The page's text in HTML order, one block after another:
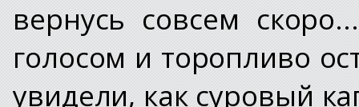
вернусь совсем
голосом и торопливо
увидели, как суровый